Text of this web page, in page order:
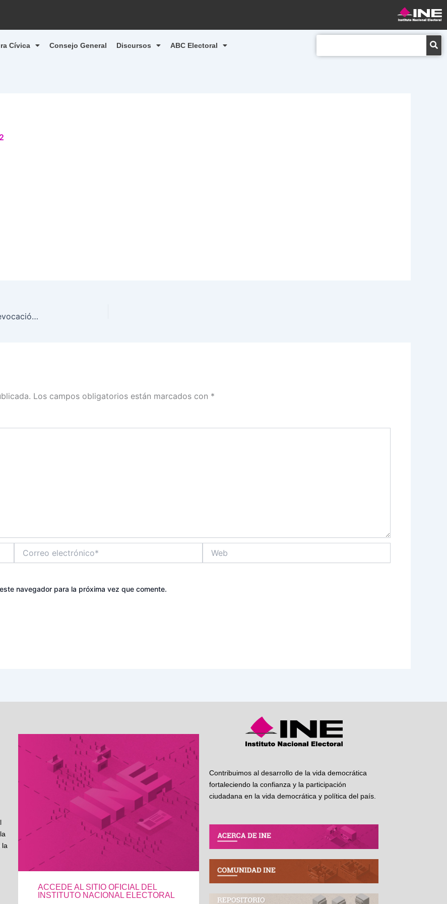
Cívica Consejo General Discursos ABC Electoral
Llegan a Coahuila papeletas para la Jornada de Revocación de Mandato
Los campos obligatorios están marcados con *
electrónico*
navegador para la próxima vez que comente.
la
ACCEDE AL SITIO OFICIAL DEL
INSTITUTO NACIONAL ELECTORAL
Contribuimos al desarrollo de la vida democrática
fortaleciendo la confianza y la participación
ciudadana en la vida democrática y política del país.